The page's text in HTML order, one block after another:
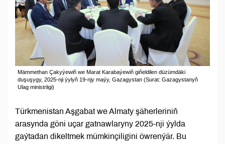
Mämmethan Çakyýewiň we Marat Karabaýewiň giňeldilen düzümdäki
duşuşygy, 2025-nji ýylyň 19-njy maýy, Gazagystan (Surat: Gazagystanyň
Ulag ministrligi)
Türkmenistan Aşgabat we Almaty şäherleriniň
arasynda göni uçar gatnawlaryny 2025-nji ýylda
gaýtadan dikeltmek mümkinçiligini öwrenýär. Bu